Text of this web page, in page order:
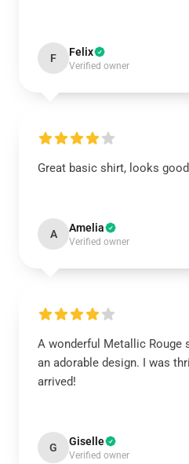
F Felix
Verified owner
Great basic shirt, looks
A Amelia
Verified owner
A wonderful Metallic Rouge
an adorable design. I was
arrived!
G Giselle
Verified owner